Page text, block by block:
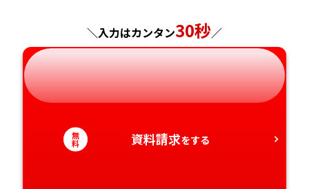
神奈川県
長野県
岐阜県
静岡県
愛知県
兵庫県
奈良県
和歌山県
広島県
山口県
徳島県
香川県
長崎県
熊本県
大分県
宮崎県
＼入力はカンタン30秒／
無
料 資料請求をする